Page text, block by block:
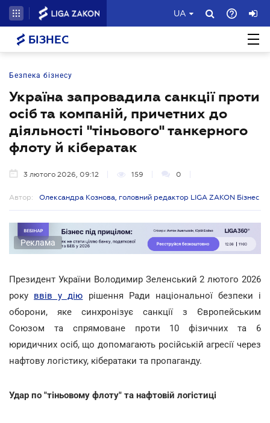
UA
БІЗНЕС
Безпека бізнесу
Україна запровадила санкції проти
осіб та компаній, причетних до
діяльності "тіньового" танкерного
флоту й кібератак
3 лютого 2026, 09:12 159 0
Автор: Олександра Кознова, головний редактор LIGA ZAKON Бізнес
Реклама
Президент України Володимир Зеленський 2 лютого 2026
року ввів у дію рішення Ради національної безпеки і
оборони, яке синхронізує санкції з Європейським
Союзом та спрямоване проти 10 фізичних та 6
юридичних осіб, що допомагають російській агресії через
нафтову логістику, кібератаки та пропаганду.
Удар по "тіньовому флоту" та нафтовій логістиці